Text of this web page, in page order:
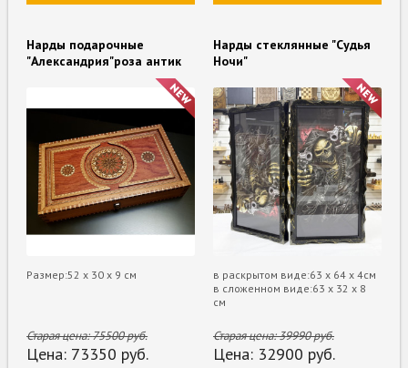
Нарды подарочные
"Александрия"роза антик
Размер:52 х 30 х 9 см
Старая цена:75500руб.
Цена: 73350 руб.
Нарды стеклянные "Судья
Ночи"
в раскрытом виде:63 х 64 х 4см
в сложенном виде:63 х 32 х 8
см
Старая цена:39990руб.
Цена: 32900 руб.